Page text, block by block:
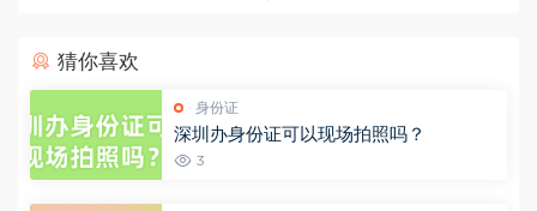
猜你喜欢
身份证
深圳办身份证可以现场拍照吗？
3